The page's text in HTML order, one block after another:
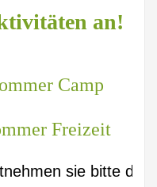
an!
Camp
Freizeit
sie bitte dem